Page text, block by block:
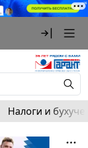
Налоги и